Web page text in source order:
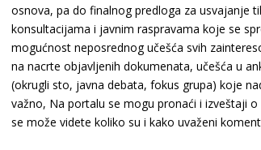
osnova, pa do finalnog predloga za usvajanje
konsultacijama i javnim raspravama koje se
mogućnost neposrednog učešća svih
na nacrte objavljenih dokumenata, učešća u
(okrugli sto, javna debata, fokus grupa) koje
važno, Na portalu se mogu pronaći i izveštaji
se može videte koliko su i kako uvaženi